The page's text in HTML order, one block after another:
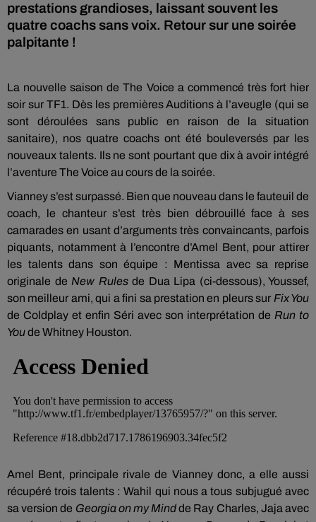
prestations grandioses, laissant souvent les
quatre coachs sans voix. Retour sur une soirée
palpitante !
La nouvelle saison de The Voice a commencé très fort hier
soir sur TF1. Dès les premières Auditions à l’aveugle (qui se
sont déroulées sans public en raison de la situation
sanitaire), nos quatre coachs ont été bouleversés par les
nouveaux talents. Ils ne sont pourtant que dix à avoir intégré
l’aventure The Voice au cours de la soirée.
Vianney s’est surpassé. Bien que nouveau dans le fauteuil de
coach, le chanteur s’est très bien débrouillé face à ses
camarades en usant d’arguments très convaincants, parfois
piquants, notamment à l’encontre d’Amel Bent, pour attirer
les talents dans son équipe : Mentissa avec sa reprise
originale de New Rulesde Dua Lipa (ci-dessous), Youssef,
son meilleur ami, qui a fini sa prestation en pleurs sur Fix You
de Coldplay et enfin Séri avec son interprétation de Run to
Youde Whitney Houston.
Amel Bent, principale rivale de Vianney donc, a elle aussi
récupéré trois talents : Wahil qui nous a tous subjugué avec
sa version de Georgia on my Mindde Ray Charles, Jaja avec